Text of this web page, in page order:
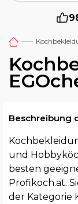
Beschreibung
und
besten
Profikoch.at.
der Kategorie